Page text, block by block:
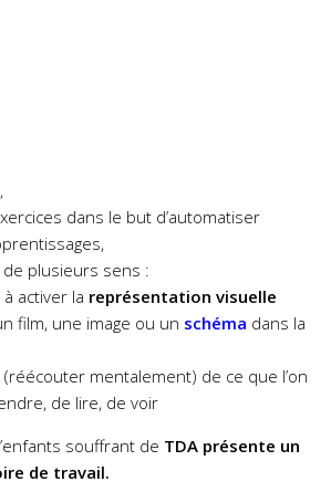
dans le but d’automatiser
de plusieurs sens :
activer la représentation visuelle
film, une image ou un schéma dans la
(réécouter mentalement) de ce que l’on
de lire, de voir
souffrant de TDA présente un
de travail.